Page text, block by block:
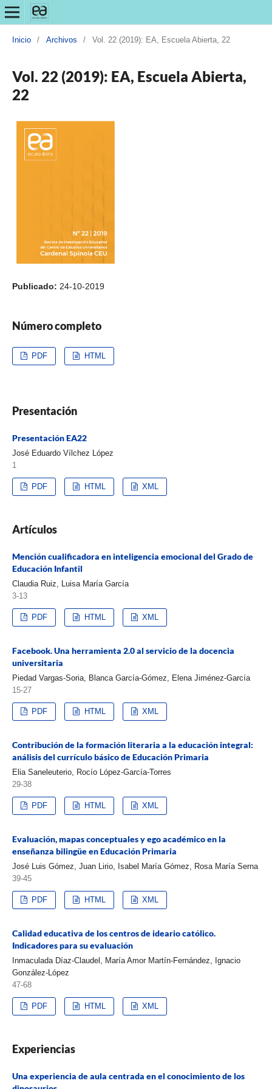
Inicio / Archivos / Vol. 22 (2019): EA, Escuela Abierta, 22
Vol. 22 (2019): EA, Escuela Abierta,
22
Publicado: 24-10-2019
Número completo
PDF HTML
Presentación
Presentación EA22
José Eduardo Vílchez López
1
PDF HTML XML
Artículos
Mención cualificadora en inteligencia emocional del Grado de
Educación Infantil
Claudia Ruiz, Luisa María García
3-13
PDF HTML XML
Facebook. Una herramienta 2.0 al servicio de la docencia
universitaria
Piedad Vargas-Soria, Blanca García-Gómez, Elena Jiménez-García
15-27
PDF HTML XML
Contribución de la formación literaria a la educación integral:
análisis del currículo básico de Educación Primaria
Elia Saneleuterio, Rocío López-García-Torres
29-38
PDF HTML XML
Evaluación, mapas conceptuales y ego académico en la
enseñanza bilingüe en Educación Primaria
José Luis Gómez, Juan Lirio, Isabel María Gómez, Rosa María Serna
39-45
PDF HTML XML
Calidad educativa de los centros de ideario católico.
Indicadores para su evaluación
Inmaculada Díaz-Claudel, María Amor Martín-Fernández, Ignacio
González-López
47-68
PDF HTML XML
Experiencias
Una experiencia de aula centrada en el conocimiento de los